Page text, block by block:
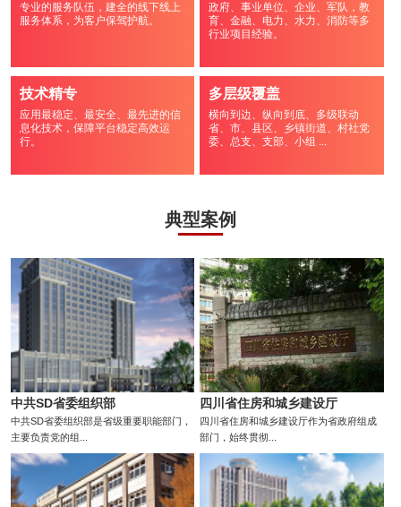
专业的服务队伍，建全的线下线上
服务体系，为客户保驾护航。
政府、事业单位、企业、军队，教
育、金融、电力、水力、消防等多
行业项目经验。
技术精专
应用最稳定、最安全、最先进的信
息化技术，保障平台稳定高效运
行。
多层级覆盖
横向到边、纵向到底、多级联动
省、市、县区、乡镇街道、村社党
委、总支、支部、小组 ...
典型案例
中共SD省委组织部
中共SD省委组织部是省级重要职能部门，
主要负责党的组...
四川省住房和城乡建设厅
四川省住房和城乡建设厅作为省政府组成
部门，始终贯彻...